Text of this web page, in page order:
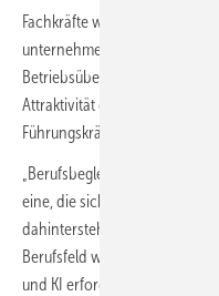
Fachkräfte werden gezielt auf
unternehmerische
Betriebsübernahme
Attraktivität der Branche für
Führungskräftemangel
„Berufsbegleitend zu
eine, die sich für ambitionierte
dahinterstehenden SHK-
Berufsfeld wird immer
und KI erfordern fundierte